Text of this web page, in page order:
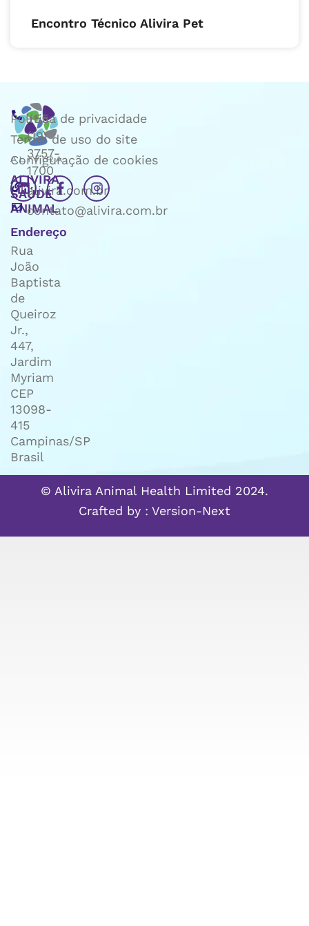
Encontro Técnico Alivira Pet
ALIVIRA
SAÚDE
ANIMAL
Endereço
Rua
João
Baptista
de
Queiroz
Jr.,
447,
Jardim
Myriam
CEP
13098-
415
Campinas/SP
Brasil
+55
(19)
3757-
1700
alivira.com.br
contato@alivira.com.br
Política de privacidade
Termo de uso do site
Configuração de cookies
© Alivira Animal Health Limited 2024.
Crafted by : Version-Next